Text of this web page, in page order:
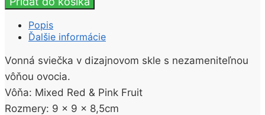
sviečka
Mixed
Red
Pink
Fruit
115g
Popis
Ďalšie informácie
Vonná sviečka v dizajnovom skle s nezameniteľnou
vôňou ovocia.
Vôňa: Mixed Red & Pink Fruit
Rozmery: 9 x 9 x 8,5cm